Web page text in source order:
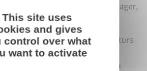
Marion, ta future Manager,
du poste et de l’équipe.
un dernier entretien avec tes futurs
fonctionnelle et Gaëlle,
échanger sur l’ambiance et la
This site uses
and gives
control over what
want to activate